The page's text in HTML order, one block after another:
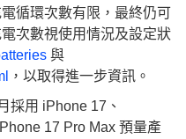
循環次數有限，最終仍可
次數視使用情況及設定狀
與
，以取得進一步資訊。
採用 iPhone 17、
17 Pro Max 預量產